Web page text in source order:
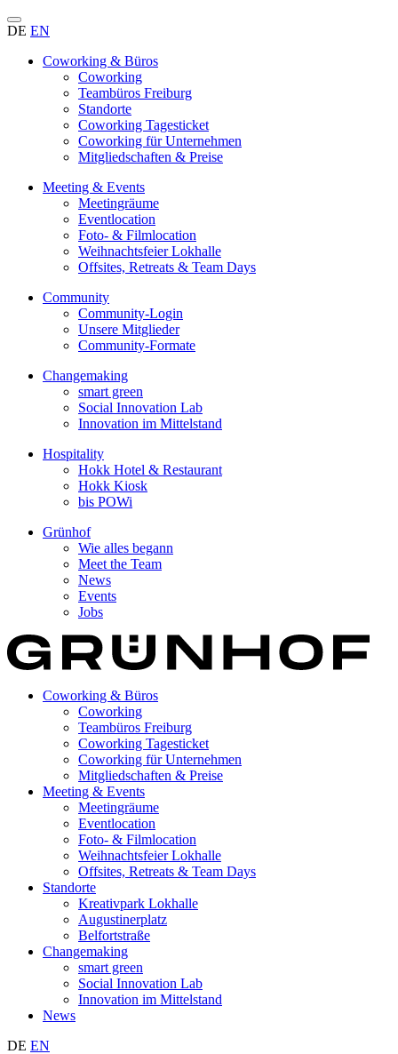
DE EN
Coworking & Büros
Coworking
Teambüros Freiburg
Standorte
Coworking Tagesticket
Coworking für Unternehmen
Mitgliedschaften & Preise
Meeting & Events
Meetingräume
Eventlocation
Foto- & Filmlocation
Weihnachtsfeier Lokhalle
Offsites, Retreats & Team Days
Community
Community-Login
Unsere Mitglieder
Community-Formate
Changemaking
smart green
Social Innovation Lab
Innovation im Mittelstand
Hospitality
Hokk Hotel & Restaurant
Hokk Kiosk
bis POWi
Grünhof
Wie alles begann
Meet the Team
News
Events
Jobs
Coworking & Büros
Coworking
Teambüros Freiburg
Coworking Tagesticket
Coworking für Unternehmen
Mitgliedschaften & Preise
Meeting & Events
Meetingräume
Eventlocation
Foto- & Filmlocation
Weihnachtsfeier Lokhalle
Offsites, Retreats & Team Days
Standorte
Kreativpark Lokhalle
Augustinerplatz
Belfortstraße
Changemaking
smart green
Social Innovation Lab
Innovation im Mittelstand
News
DE EN